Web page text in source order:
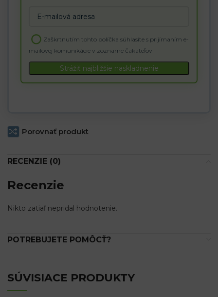
Zaškrtnutím tohto políčka súhlasíte s prijímaním e-
mailovej komunikácie v zozname čakateľov
your
email
address
to
join
the
waitlist
Strážiť najbližšie naskladnenie
Porovnať produkt
RECENZIE (0)
Recenzie
Nikto zatiaľ nepridal hodnotenie.
POTREBUJETE POMÔCŤ?
SÚVISIACE PRODUKTY